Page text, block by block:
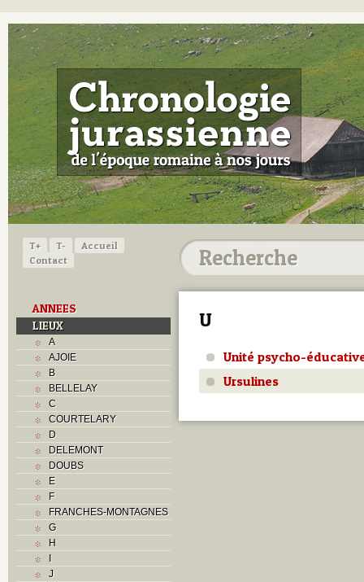
T+ T-
Accueil
Contact
ANNEES
LIEUX
A
AJOIE
B
BELLELAY
C
COURTELARY
D
DELEMONT
DOUBS
E
F
FRANCHES-MONTAGNES
G
H
I
J
U
Unité psycho-
Ursulines